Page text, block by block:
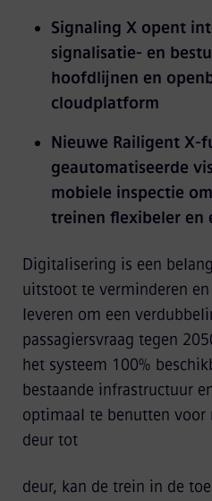
Signaling X opent
signalisatie- en
hoofdlijnen en
cloudplatform
Nieuwe Railigent X-
geautomatiseerde
mobiele inspectie
treinen flexibeler en
Digitalisering is een
uitstoot te verminderen
leveren om een
passagiersvraag tegen
het systeem 100%
bestaande infrastructuur
optimaal te benutten voor
deur tot
deur, kan de trein in de